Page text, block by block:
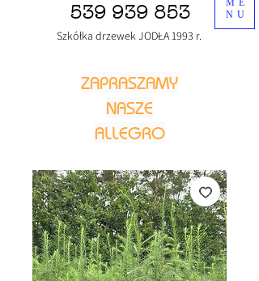
ME
NU
Szkółka drzewek JODŁA 1993 r.
539 939 853
ZAPRASZAMY
NASZE
ALLEGRO